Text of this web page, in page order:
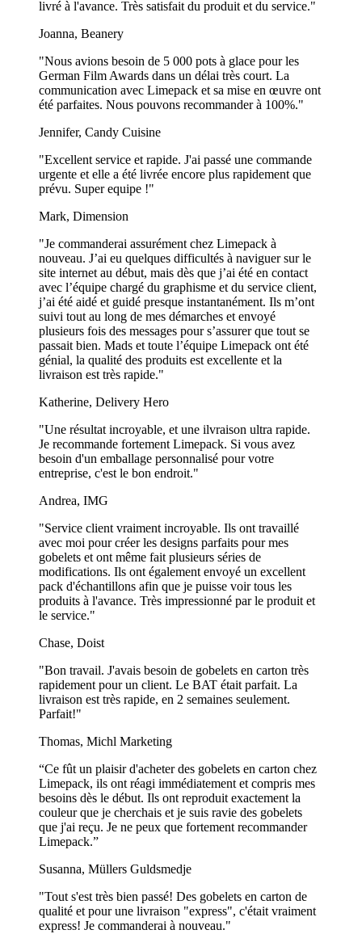
pizzeria, remplissant ainsi une double fonction.
Idéal pour les plats à emporter : Sacs à hamburgers
imprimés personnalisés
Les sacs à hamburgers imprimés sont un excellent ajout à la gamme
d'emballages d'une pizzeria, et leur aspect pratique en est la
facilement à leur repas lorsqu'ils sont en déplacement. Que ce soit un
hamburger juteux, un pita kebab savoureux ou une autre friandise à
emporter, ces sacs constituent une solution pratique.
Votre logo, votre slogan ou tout autre motif de votre choix peut être
imprimé sur ces sacs. Ainsi, vos clients ne transportent pas
seulement de la nourriture lorsqu'ils repartent avec leur repas à
emporter, ils transportent également votre marque.
Lors de leurs déplacements, votre design unique et accrocheur
attirera l'attention des passants, augmentant ainsi la visibilité de votre
marque.
Sacs à emporter personnalisés : Votre Marque, Votre
Signature !
Les sacs en papier à emporter portant votre marque sont plus qu'une
l'expérience du repas.
Ils servent de panneau d'affichage mobile pour votre marque,
assurant sa visibilité à tous ceux qui les voient. Avec votre logo bien
véhiculant votre marque partout.
L'un des principaux avantages de ces sacs est leur polyvalence. Qu'il
s'agisse d'une pizza, d'un hamburger ou d'une salade, ces sacs
peuvent accueillir tout type de repas. Ils sont conçus pour garantir
que vos aliments restent frais et appétissants, améliorant ainsi
l'expérience globale du client.
Les possibilités de personnalisation de ces sacs sont pratiquement
blanc, et faire imprimer une ou deux couleurs au recto et/ou au
Cette flexibilité vous permet de concevoir un sac qui représente
parfaitement votre marque et qui trouve un écho auprès de vos
clients. Vous pouvez opter pour un design minimaliste avec
des illustrations et des slogans accrocheurs.
Améliorez l'expérience culinaire de vos clients avec
des serviettes de table personnalisées
Les serviettes de table personnalisées ne sont pas seulement un ajout
à votre pizzeria, mais elles contribuent également à améliorer
touche de sophistication et d'exclusivité à votre établissement.
Avec le logo de votre marque ou des éléments de design imprimés
dessus, elles sont un moyen subtil mais efficace de promouvoir votre
marque.
livré à l'avance. Très satisfait du produit et du service."
Joanna, Beanery
"Nous avions besoin de 5 000 pots à glace pour les
German Film Awards dans un délai très court. La
communication avec Limepack et sa mise en œuvre ont
été parfaites. Nous pouvons recommander à 100%."
Jennifer, Candy Cuisine
"Excellent service et rapide. J'ai passé une commande
urgente et elle a été livrée encore plus rapidement que
prévu. Super equipe !"
Mark, Dimension
"Je commanderai assurément chez Limepack à
nouveau. J’ai eu quelques difficultés à naviguer sur le
site internet au début, mais dès que j’ai été en contact
avec l’équipe chargé du graphisme et du service client,
j’ai été aidé et guidé presque instantanément. Ils m’ont
suivi tout au long de mes démarches et envoyé
plusieurs fois des messages pour s’assurer que tout se
passait bien. Mads et toute l’équipe Limepack ont été
génial, la qualité des produits est excellente et la
livraison est très rapide."
Katherine, Delivery Hero
"Une résultat incroyable, et une ilvraison ultra rapide.
Je recommande fortement Limepack. Si vous avez
besoin d'un emballage personnalisé pour votre
entreprise, c'est le bon endroit."
Andrea, IMG
"Service client vraiment incroyable. Ils ont travaillé
avec moi pour créer les designs parfaits pour mes
gobelets et ont même fait plusieurs séries de
modifications. Ils ont également envoyé un excellent
pack d'échantillons afin que je puisse voir tous les
produits à l'avance. Très impressionné par le produit et
le service."
Chase, Doist
"Bon travail. J'avais besoin de gobelets en carton très
rapidement pour un client. Le BAT était parfait. La
livraison est très rapide, en 2 semaines seulement.
Parfait!"
Thomas, Michl Marketing
“Ce fût un plaisir d'acheter des gobelets en carton chez
Limepack, ils ont réagi immédiatement et compris mes
besoins dès le début. Ils ont reproduit exactement la
couleur que je cherchais et je suis ravie des gobelets
que j'ai reçu. Je ne peux que fortement recommander
Limepack.”
Susanna, Müllers Guldsmedje
"Tout s'est très bien passé! Des gobelets en carton de
qualité et pour une livraison "express", c'était vraiment
express! Je commanderai à nouveau."